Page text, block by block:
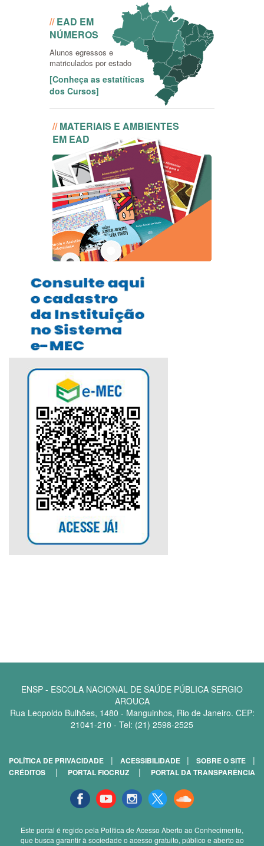
//EAD EM
NÚMEROS
Alunos egressos e
matriculados por estado
[Conheça as estatíticas
dos Cursos]
Conheça as estatíticas dos
Cursos
//MATERIAIS E AMBIENTES
EM EAD
ENSP - ESCOLA NACIONAL DE SAÚDE PÚBLICA SERGIO
AROUCA
Rua Leopoldo Bulhões, 1480 - Manguinhos, Rio de Janeiro. CEP:
21041-210 - Tel: (21) 2598-2525
POLÍTICA DE PRIVACIDADE | ACESSIBILIDADE | SOBRE O SITE |
CRÉDITOS | PORTAL FIOCRUZ | PORTAL DA TRANSPARÊNCIA
FacebookyoutubeinstagranTwitterSound
cloud
Este portal é regido pela Política de Acesso Aberto ao Conhecimento,
que busca garantir à sociedade o acesso gratuito, público e aberto ao